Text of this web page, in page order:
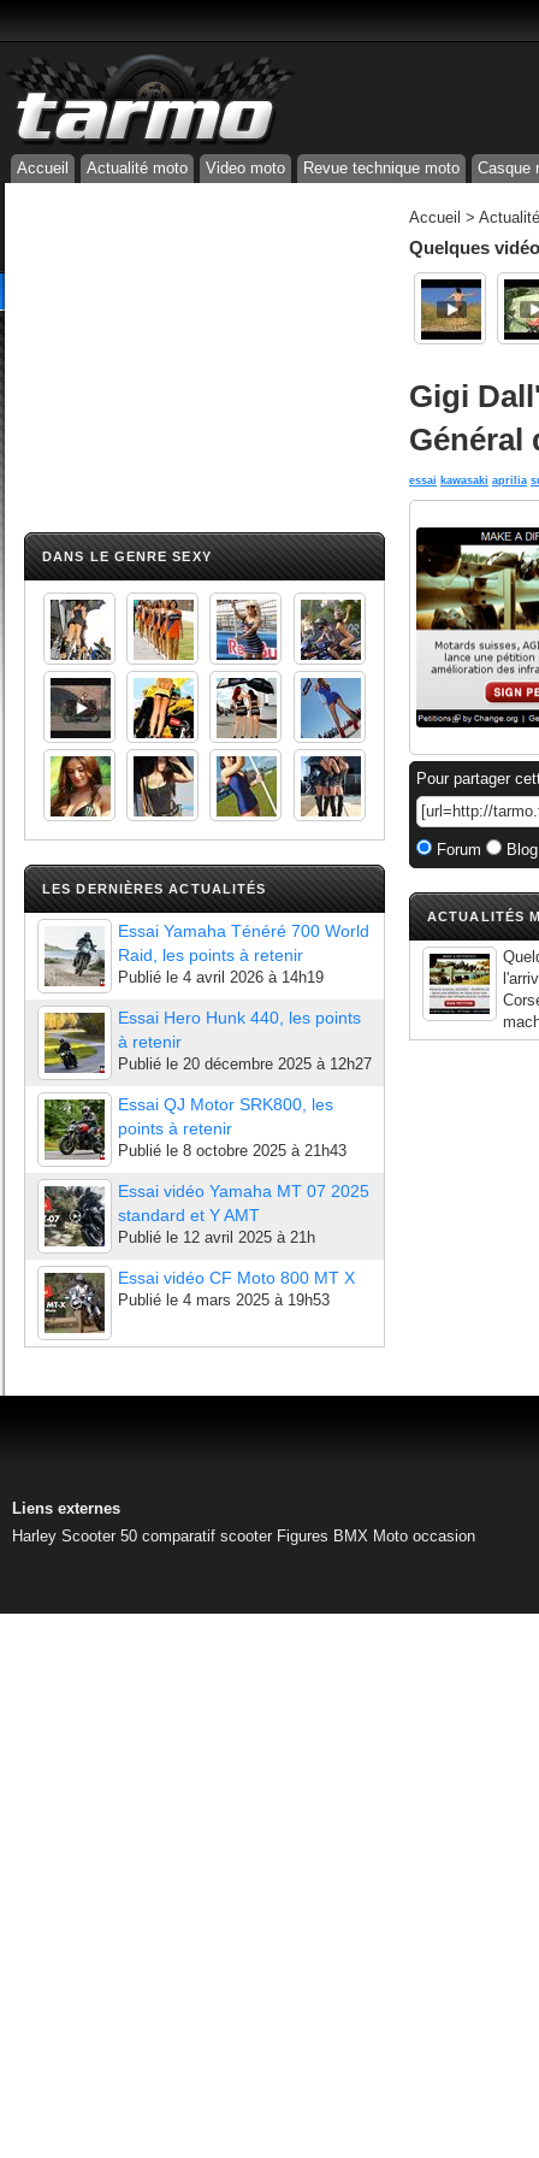
Accueil Actualité moto Video moto Revue technique moto Casque
DANS LE GENRE SEXY
LES DERNIÈRES ACTUALITÉS
Essai Yamaha Ténéré 700 World
Raid, les points à retenir
Publié le 4 avril 2026 à 14h19
Essai Hero Hunk 440, les points
à retenir
Publié le 20 décembre 2025 à 12h27
Essai QJ Motor SRK800, les
points à retenir
Publié le 8 octobre 2025 à 21h43
Essai vidéo Yamaha MT 07 2025
standard et Y AMT
Publié le 12 avril 2025 à 21h
Essai vidéo CF Moto 800 MT X
Publié le 4 mars 2025 à 19h53
Accueil >
Quelques
Gigi
Général
essai kawasaki aprilia
Pour partager
Forum
ACTUALITÉS
Liens externes
Harley Scooter 50 comparatif scooter Figures BMX Moto occasion